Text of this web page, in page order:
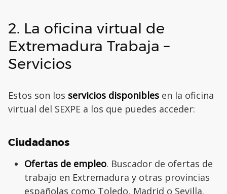
2. La oficina virtual de
Extremadura Trabaja –
Servicios
Estos son los servicios disponibles en la oficina
virtual del SEXPE a los que puedes acceder:
Ciudadanos
Ofertas de empleo. Buscador de ofertas de
trabajo en Extremadura y otras provincias
españolas como Toledo, Madrid o Sevilla.